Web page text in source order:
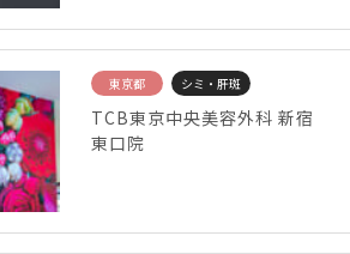
東京都 シミ・肝斑
TCB東京中央美容外科 新宿
東口院